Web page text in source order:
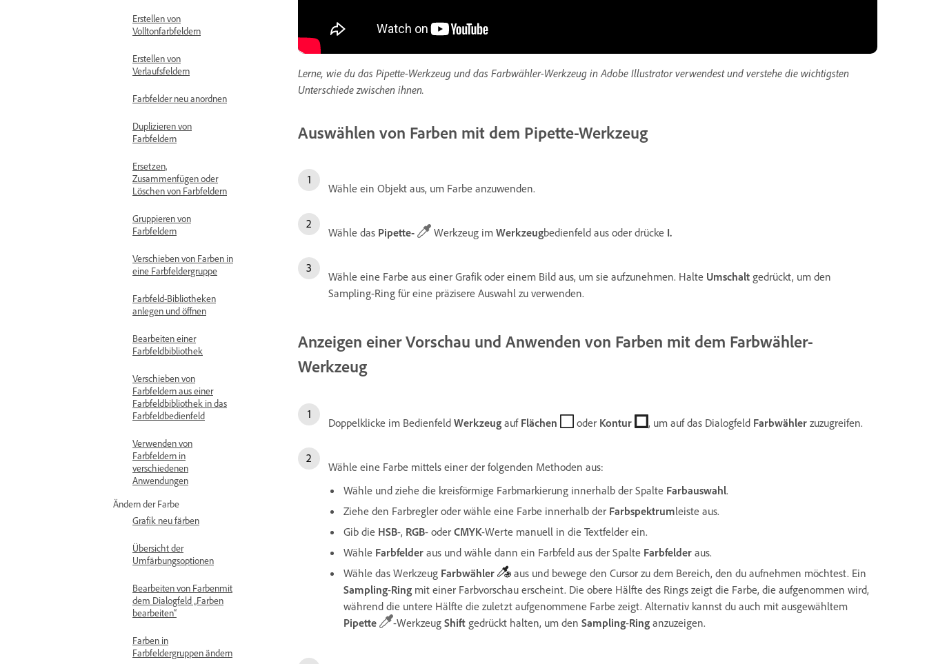
Erstellen von
Volltonfarbfeldern
Erstellen von
Verlaufsfeldern
Farbfelder neu anordnen
Duplizieren von
Farbfeldern
Ersetzen,
Zusammenfügen oder
Löschen von Farbfeldern
Gruppieren von
Farbfeldern
Verschieben von Farben in
eine Farbfeldergruppe
Farbfeld-Bibliotheken
anlegen und öffnen
Bearbeiten einer
Farbfeldbibliothek
Verschieben von
Farbfeldern aus einer
Farbfeldbibliothek in das
Farbfeldbedienfeld
Verwenden von
Farbfeldern in
verschiedenen
Anwendungen
Ändern der Farbe
Grafik neu färben
Übersicht der
Umfärbungsoptionen
Bearbeiten von Farbenmit
dem Dialogfeld „Farben
bearbeiten“
Farben in
Farbfeldergruppen ändern
Lerne, wie du das Pipette-Werkzeug und das Farbwähler-Werkzeug in Adobe Illustrator verwendest und verstehe die wichtigsten
Unterschiede zwischen ihnen.
Auswählen von Farben mit dem Pipette-Werkzeug
Wähle ein Objekt aus, um Farbe anzuwenden.
Wähle das Pipette- Werkzeug im Werkzeugbedienfeld aus oder drücke I.
Wähle eine Farbe aus einer Grafik oder einem Bild aus, um sie aufzunehmen. Halte Umschalt gedrückt, um den
Sampling-Ring für eine präzisere Auswahl zu verwenden.
Anzeigen einer Vorschau und Anwenden von Farben mit dem Farbwähler-
Werkzeug
Doppelklicke im Bedienfeld Werkzeug auf Flächen oder Kontur , um auf das Dialogfeld Farbwähler zuzugreifen.
Wähle eine Farbe mittels einer der folgenden Methoden aus:
Wähle und ziehe die kreisförmige Farbmarkierung innerhalb der Spalte Farbauswahl.
Ziehe den Farbregler oder wähle eine Farbe innerhalb der Farbspektrumleiste aus.
Gib die HSB-, RGB- oder CMYK-Werte manuell in die Textfelder ein.
Wähle Farbfelder aus und wähle dann ein Farbfeld aus der Spalte Farbfelder aus.
Wähle das Werkzeug Farbwähler aus und bewege den Cursor zu dem Bereich, den du aufnehmen möchtest. Ein
Sampling-Ring mit einer Farbvorschau erscheint. Die obere Hälfte des Rings zeigt die Farbe, die aufgenommen wird,
während die untere Hälfte die zuletzt aufgenommene Farbe zeigt. Alternativ kannst du auch mit ausgewähltem
Pipette
-Werkzeug Shift gedrückt halten, um den Sampling-Ring anzuzeigen.